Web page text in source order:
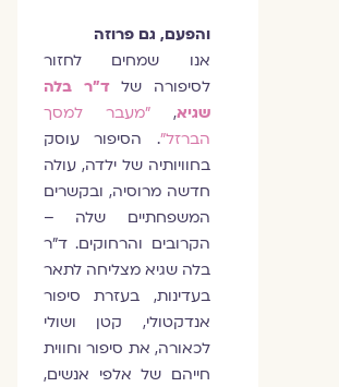
והפעם, גם פרוזה
אנו שמחים לחזור
לסיפורה של ד"ר בלה
שגיא,
"מעבר למסך
הברזל". הסיפור עוסק
בחוויותיה של ילדה, עולה
חדשה מרוסיה, ובקשרים
המשפחתיים שלה –
הקרובים והרחוקים. ד"ר
בלה שגיא מצליחה לתאר
בעדינות, בעזרת סיפור
אנדקטולי, קטן ושולי
לכאורה, את סיפור וחווית
חייהם של אלפי אנשים,